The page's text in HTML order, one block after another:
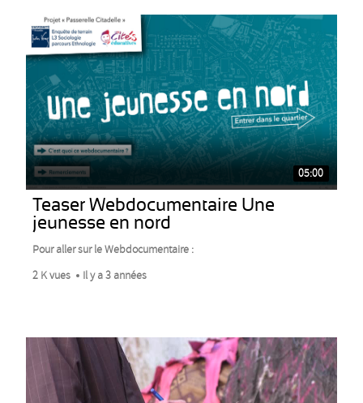
05:00
Teaser Webdocumentaire Une
jeunesse en nord
Pour aller sur le Webdocumentaire :
2 K vues
Il y a 3 années